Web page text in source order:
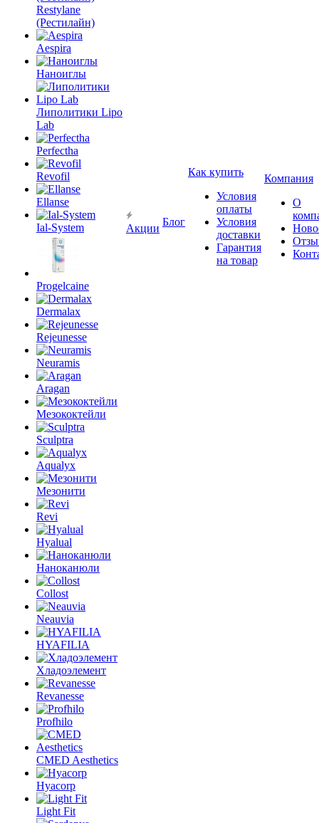
Restylane
(Рестилайн)
Aespira
Наноиглы
Липолитики Lipo
Lab
Perfectha
Revofil
Ellanse
Ial-System
Progelcaine
Dermalax
Rejeunesse
Neuramis
Aragan
Мезококтейли
Sculptra
Aqualyx
Мезонити
Revi
Hyalual
Наноканюли
Collost
Neauvia
HYAFILIA
Хладоэлемент
Revanesse
Profhilo
CMED Aesthetics
Hyacorp
Light Fit
Акции
Блог
Как купить
Условия
оплаты
Условия
доставки
Гарантия
на товар
Компания
О